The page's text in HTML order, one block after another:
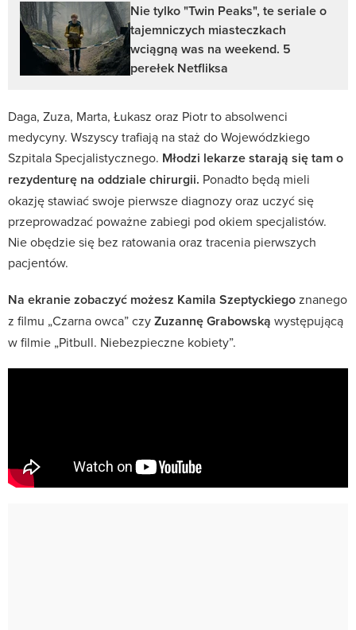
Nie tylko "Twin Peaks", te seriale o
tajemniczych miasteczkach
wciągną was na weekend. 5
perełek Netfliksa
Daga, Zuza, Marta, Łukasz oraz Piotr to absolwenci
medycyny. Wszyscy trafiają na staż do Wojewódzkiego
Szpitala Specjalistycznego. Młodzi lekarze starają się tam o
rezydenturę na oddziale chirurgii. Ponadto będą mieli
okazję stawiać swoje pierwsze diagnozy oraz uczyć się
przeprowadzać poważne zabiegi pod okiem specjalistów.
Nie obędzie się bez ratowania oraz tracenia pierwszych
pacjentów.
Na ekranie zobaczyć możesz Kamila Szeptyckiegoznanego
z filmu „Czarna owca” czyZuzannę Grabowską występującą
w filmie „Pitbull. Niebezpieczne kobiety”.